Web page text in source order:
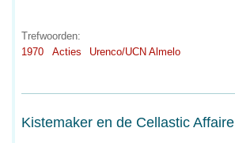
Trefwoorden:
1970
Acties Urenco/UCN Almelo
Kistemaker en de Cellastic Affaire